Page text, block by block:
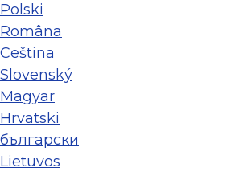
Polski
Româna
Ceština
Slovenský
Magyar
Hrvatski
български
Lietuvos